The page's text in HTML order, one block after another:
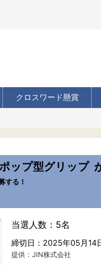
クロスワード懸賞
ップ型グリップ
する！
当選人数：5名
締切日：2025年05月14
提供：JIN株式会社